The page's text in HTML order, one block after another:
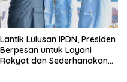
Lantik Lulusan IPDN, Presiden
Berpesan untuk Layani
Rakyat dan Sederhanakan